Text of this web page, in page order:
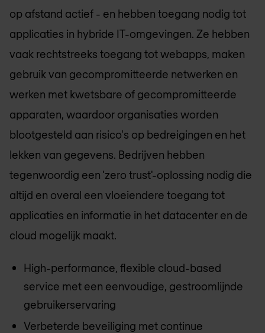
op afstand actief - en hebben toegang nodig tot
applicaties in hybride IT-omgevingen. Ze hebben
vaak rechtstreeks toegang tot webapps, maken
gebruik van gecompromitteerde netwerken en
werken met kwetsbare of gecompromitteerde
apparaten, waardoor organisaties worden
blootgesteld aan risico's op bedreigingen en het
lekken van gegevens. Bedrijven hebben
tegenwoordig een 'zero trust'-oplossing nodig die
altijd en overal een vloeiendere toegang tot
applicaties en informatie in het datacenter en de
cloud mogelijk maakt.
High-performance, flexible cloud-based
service met een eenvoudige, gestroomlijnde
gebruikerservaring
Verbeterde beveiliging met continue